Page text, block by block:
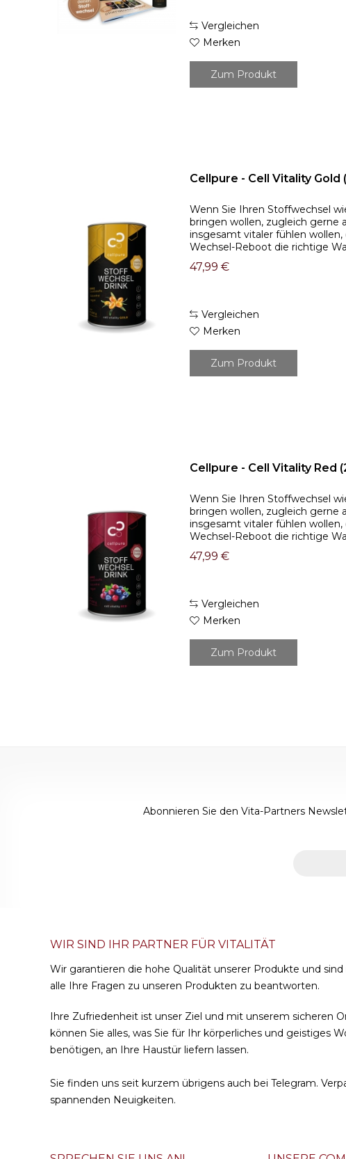
Vergleichen
Merken
Zum Produkt
Cellpure - Cell Vitality Gold
Wenn Sie Ihren Stoffwechsel
bringen wollen, zugleich gerne
insgesamt vitaler fühlen
Wechsel-Reboot die richtige
Gold (270g) : Der
47,99 €
Vergleichen
Merken
Zum Produkt
Cellpure - Cell Vitality Red
Wenn Sie Ihren Stoffwechsel
bringen wollen, zugleich gerne
insgesamt vitaler fühlen
Wechsel-Reboot die richtige
Red (270g) Mit hoch
47,99 €
Vergleichen
Merken
Zum Produkt
Abonnieren Sie den Vita-Partners
WIR SIND IHR PARTNER FÜR VITALITÄT
Wir garantieren die hohe Qualität unserer Produkte und
alle Ihre Fragen zu unseren Produkten zu beantworten.
Ihre Zufriedenheit ist unser Ziel und mit unserem sicheren
können Sie alles, was Sie für Ihr körperliches und geistiges
benötigen, an Ihre Haustür liefern lassen.
Sie finden uns seit kurzem übrigens auch bei Telegram.
spannenden Neuigkeiten.